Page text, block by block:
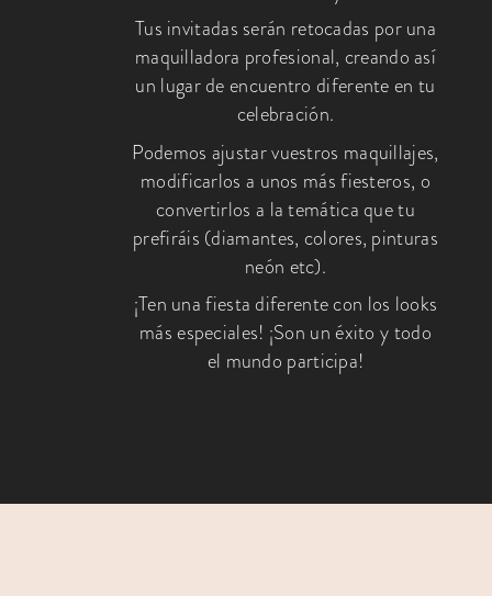
Tus invitadas serán retocadas por una
maquilladora profesional, creando así
un lugar de encuentro diferente en tu
celebración.
Podemos ajustar vuestros maquillajes,
modificarlos a unos más fiesteros, o
convertirlos a la temática que tu
prefiráis (diamantes, colores, pinturas
neón etc).
¡Ten una fiesta diferente con los looks
más especiales! ¡Son un éxito y todo
el mundo participa!